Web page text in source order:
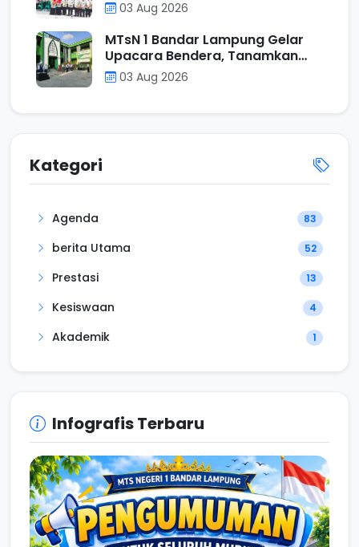
Mencetak Calon Pendidik
Profesional
03 Aug 2026
MTsN 1 Bandar Lampung Gelar
Upacara Bendera, Tanamkan
Nilai Positif Melalui Filosofi
Operasi Penjumlahan
03 Aug 2026
Kategori
Agenda 83
berita Utama 52
Prestasi 13
Kesiswaan 4
Akademik 1
Infografis Terbaru